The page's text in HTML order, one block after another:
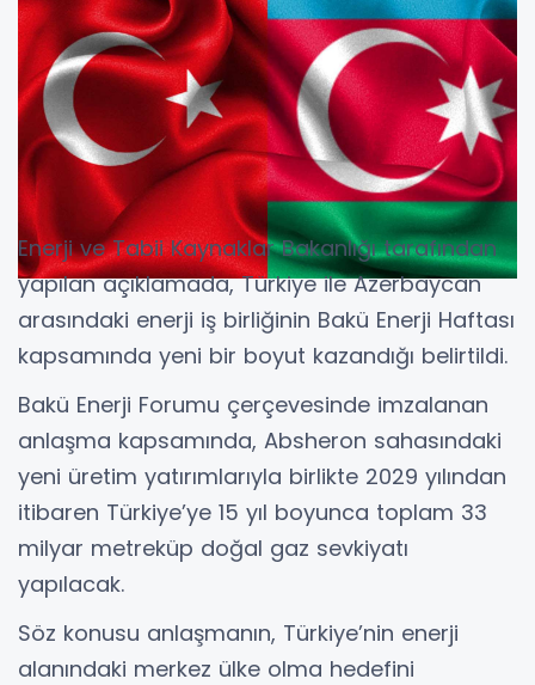
Enerji ve Tabii Kaynaklar Bakanlığı tarafından
yapılan açıklamada, Türkiye ile Azerbaycan
arasındaki enerji iş birliğinin Bakü Enerji Haftası
kapsamında yeni bir boyut kazandığı belirtildi.
Bakü Enerji Forumu çerçevesinde imzalanan
anlaşma kapsamında, Absheron sahasındaki
yeni üretim yatırımlarıyla birlikte 2029 yılından
itibaren Türkiye’ye 15 yıl boyunca toplam 33
milyar metreküp doğal gaz sevkiyatı
yapılacak.
Söz konusu anlaşmanın, Türkiye’nin enerji
alanındaki merkez ülke olma hedefini